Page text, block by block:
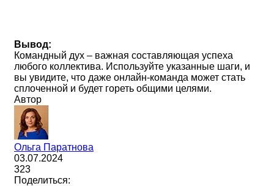
Вывод:
Командный дух – важная составляющая успеха
любого коллектива. Используйте указанные шаги, и
вы увидите, что даже онлайн-команда может стать
сплоченной и будет гореть общими целями.
Автор
Ольга Паратнова
03.07.2024
323
Поделиться: